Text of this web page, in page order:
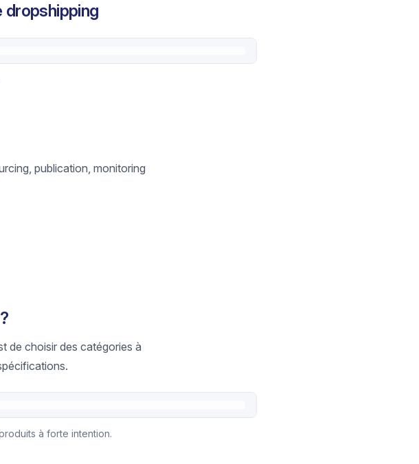
dropshipping
publication, monitoring
de choisir des catégories à
à forte intention.